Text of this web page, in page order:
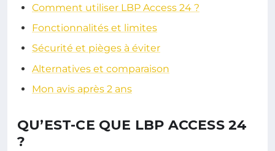
Comment utiliser LBP Access 24 ?
Fonctionnalités et limites
Sécurité et pièges à éviter
Alternatives et comparaison
Mon avis après 2 ans
QU’EST-CE QUE LBP ACCESS 24
?